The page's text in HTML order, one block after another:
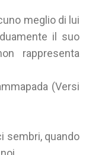
meglio di lui
il suo
rappresenta
(Versi
sembri, quando